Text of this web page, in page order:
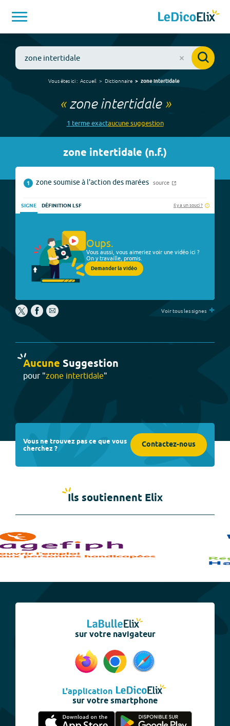
Vous êtes ici : Accueil Dictionnaire zone intertidale
«zone intertidale»
1 termeexactaucunesuggestion
zone intertidale (n.f.)
1 zone soumise à l'action des marées source
SIGNE DÉFINITION LSF Il y a un souci ?
Oups.
Vous aussi, vous aimeriez voir une vidéo ici ?
On y travaille, promis.
Demander la vidéo
Voir tous les signes +
Aucune Suggestion
pour "zone intertidale"
Vous ne trouvez pas ce que vous
cherchez ? Contactez-nous
Ils soutiennent Elix
sur votre navigateur
L'application
sur votre smartphone